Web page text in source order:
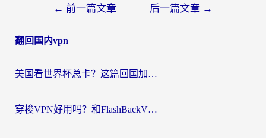
导
← 前一篇文章 后一篇文章 →
翻回国内vpn
美国看世界杯总卡？这篇回国加速器指南帮你无缝刷国内资源（附苹果手机VPN设置步骤）
穿梭VPN好用吗？和FlashBackVPN对比哪个回国效果更好？